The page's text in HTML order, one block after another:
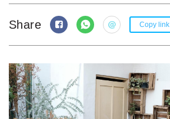
INSPIRING COMMUNITIES
TRENDING
EVENTS
MLDPODCAST
VIDEOS
Share Copy link